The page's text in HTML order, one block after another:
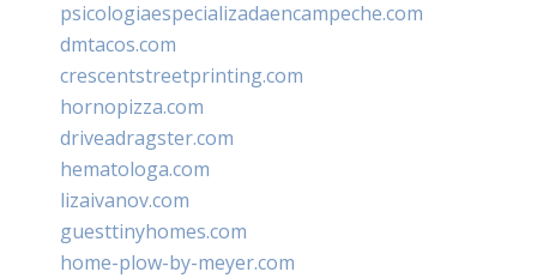
psicologiaespecializadaencampeche.com
dmtacos.com
crescentstreetprinting.com
hornopizza.com
driveadragster.com
hematologa.com
lizaivanov.com
guesttinyhomes.com
home-plow-by-meyer.com